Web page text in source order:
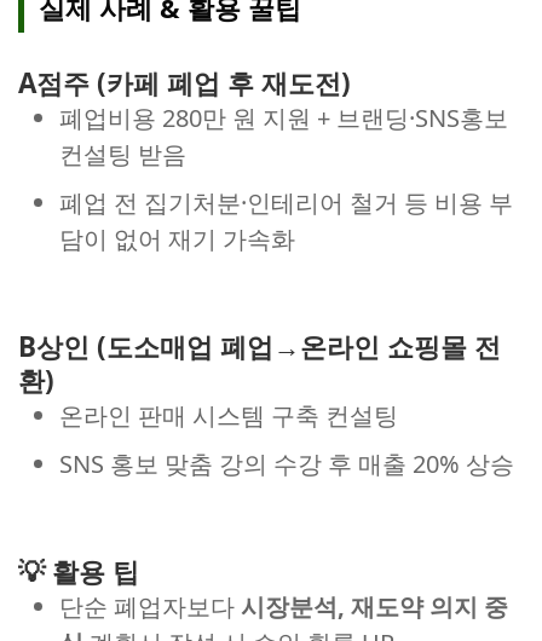
A점주 (카페 폐업 후 재도전)
폐업비용 280만 원 지원 + 브랜딩·SNS홍보
컨설팅 받음
폐업 전 집기처분·인테리어 철거 등 비용 부
담이 없어 재기 가속화
B상인 (도소매업 폐업→온라인 쇼핑몰 전
환)
온라인 판매 시스템 구축 컨설팅
SNS 홍보 맞춤 강의 수강 후 매출 20% 상승
💡 활용 팁
단순 폐업자보다 시장분석, 재도약 의지 중